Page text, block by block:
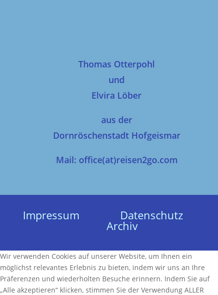
Thomas Otterpohl
und
Elvira Löber
aus der
Dornröschenstadt Hofgeismar
Mail: office(at)reisen2go.com
Impressum Datenschutz
Archiv
Wir verwenden Cookies auf unserer Website, um Ihnen ein
möglichst relevantes Erlebnis zu bieten, indem wir uns an Ihre
Präferenzen und wiederholten Besuche erinnern. Indem Sie auf
„Alle akzeptieren“ klicken, stimmen Sie der Verwendung ALLER